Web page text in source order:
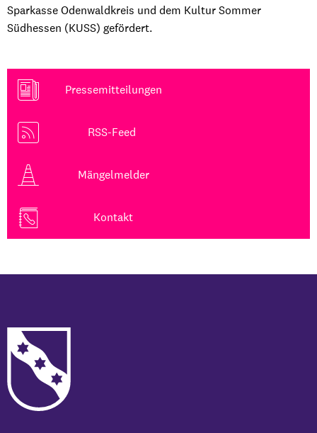
Sparkasse Odenwaldkreis und dem Kultur Sommer
Südhessen (KUSS) gefördert.
Pressemitteilungen
RSS-Feed
Mängelmelder
Kontakt